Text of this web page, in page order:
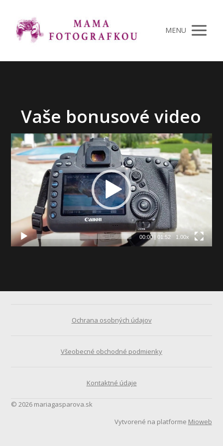
MENU
Vaše bonusové video
Video
prehrávač
00:00| 01:52 1.00x
Ochrana osobných údajov
Všeobecné obchodné podmienky
Kontaktné údaje
© 2026 mariagasparova.sk
Vytvorené na platforme Mioweb